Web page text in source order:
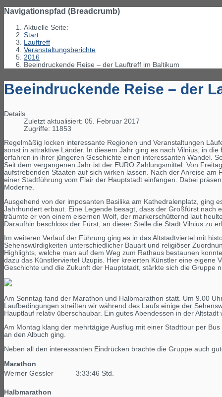
Navigationspfad (Breadcrumb)
Aktuelle Seite:
Start
Lauftreff
Veranstaltungsberichte
2016
Beeindruckende Reise – der Lauftreff im Baltikum
Beeindruckende Reise – der
Details
Zuletzt aktualisiert: 05. Februar 2017
Zugriffe: 11853
Regelmäßig locken interessante Regionen und Veranstaltungen
sonst in attraktive Länder. In diesem Jahr ging es nach Vilnius, in
erfahren in ihrer jüngeren Geschichte einen interessanten Wandel.
Seit dem vergangenen Jahr ist der EURO Zahlungsmittel. Von
aufstrebenden Staaten auf sich wirken lassen. Nach der Anreise
einer Stadtführung vom Flair der Hauptstadt einfangen. Dabei
Moderne.
Ausgehend von der imposanten Basilika am Kathedralenplatz, ging
Jahrhundert erbaut. Eine Legende besagt, dass der Großfürst nach
träumte er von einem eisernen Wolf, der markerschütternd laut
Daraufhin beschloss der Fürst, an dieser Stelle die Stadt Vilnius zu
Im weiteren Verlauf der Führung ging es in das Altstadtviertel mit
Sehenswürdigkeiten unterschiedlicher Bauart und religiöser
Highlights, welche man auf dem Weg zum Rathaus bestaunen
dazu das Künstlerviertel Uzupis. Hier kreierten Künstler eine eigene
Geschichte und die Zukunft der Hauptstadt, stärkte sich die Gruppe
Am Sonntag fand der Marathon und Halbmarathon statt. Um 9.00
Laufbedingungen streiften wir während des Laufs einige der
Hauptlauf relativ überschaubar. Ein gutes Abendessen in der
Am Montag klang der mehrtägige Ausflug mit einer Stadttour per
an den Albuch ging.
Neben all den interessanten Eindrücken brachte die Gruppe auch
Marathon
Werner Gessler
3:33:46 Std.
Halbmarathon